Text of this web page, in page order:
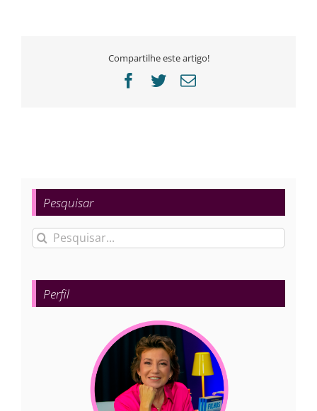
Compartilhe este artigo!
Facebook
Twitter
E-
Pesquisar
Buscar
para:
Perfil